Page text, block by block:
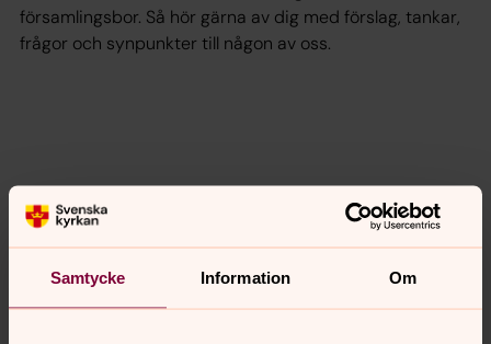
Samtycke Information Om
församlingsbor. Så hör gärna av dig med förslag, tankar,
frågor och synpunkter till någon av oss.
Berit Nilsson